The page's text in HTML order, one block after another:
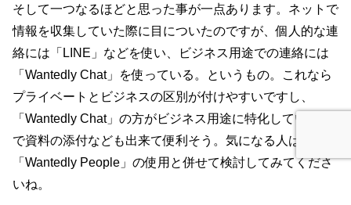
そして一つなるほどと思った事が一点あります。ネットで
情報を収集していた際に目についたのですが、個人的な連
絡には「LINE」などを使い、ビジネス用途での連絡には
「Wantedly Chat」を使っている。というもの。これなら
プライベートとビジネスの区別が付けやすいですし、
「Wantedly Chat」の方がビジネス用途に特化しているの
で資料の添付なども出来て便利そう。気になる人はぜひ
「Wantedly People」の使用と併せて検討してみてくださ
いね。